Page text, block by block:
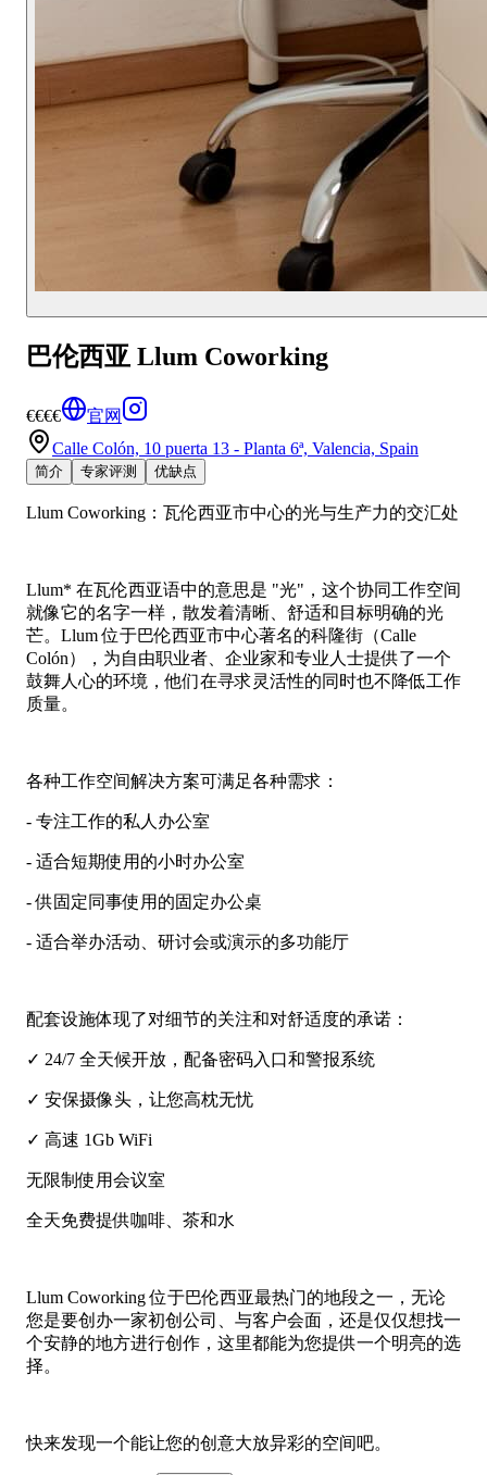
巴伦西亚 Llum Coworking
€€€€
官网
Calle Colón, 10 puerta 13 - Planta 6ª, Valencia, Spain
简介 专家评测 优缺点
Llum Coworking：瓦伦西亚市中心的光与生产力的交汇处
Llum* 在瓦伦西亚语中的意思是 "光"，这个协同工作空间
就像它的名字一样，散发着清晰、舒适和目标明确的光
芒。Llum 位于巴伦西亚市中心著名的科隆街（Calle
Colón），为自由职业者、企业家和专业人士提供了一个
鼓舞人心的环境，他们在寻求灵活性的同时也不降低工作
质量。
各种工作空间解决方案可满足各种需求：
- 专注工作的私人办公室
- 适合短期使用的小时办公室
- 供固定同事使用的固定办公桌
- 适合举办活动、研讨会或演示的多功能厅
配套设施体现了对细节的关注和对舒适度的承诺：
✓ 24/7 全天候开放，配备密码入口和警报系统
✓ 安保摄像头，让您高枕无忧
✓ 高速 1Gb WiFi
无限制使用会议室
全天免费提供咖啡、茶和水
Llum Coworking 位于巴伦西亚最热门的地段之一，无论
您是要创办一家初创公司、与客户会面，还是仅仅想找一
个安静的地方进行创作，这里都能为您提供一个明亮的选
择。
快来发现一个能让您的创意大放异彩的空间吧。